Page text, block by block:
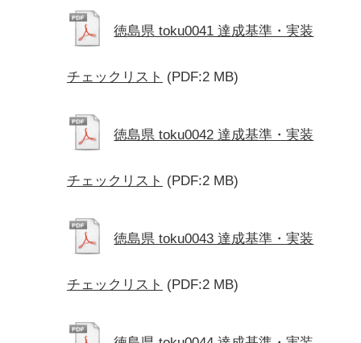
徳島県 toku0041 達成基準・実装
チェックリスト (PDF:2 MB)
徳島県 toku0042 達成基準・実装
チェックリスト (PDF:2 MB)
徳島県 toku0043 達成基準・実装
チェックリスト (PDF:2 MB)